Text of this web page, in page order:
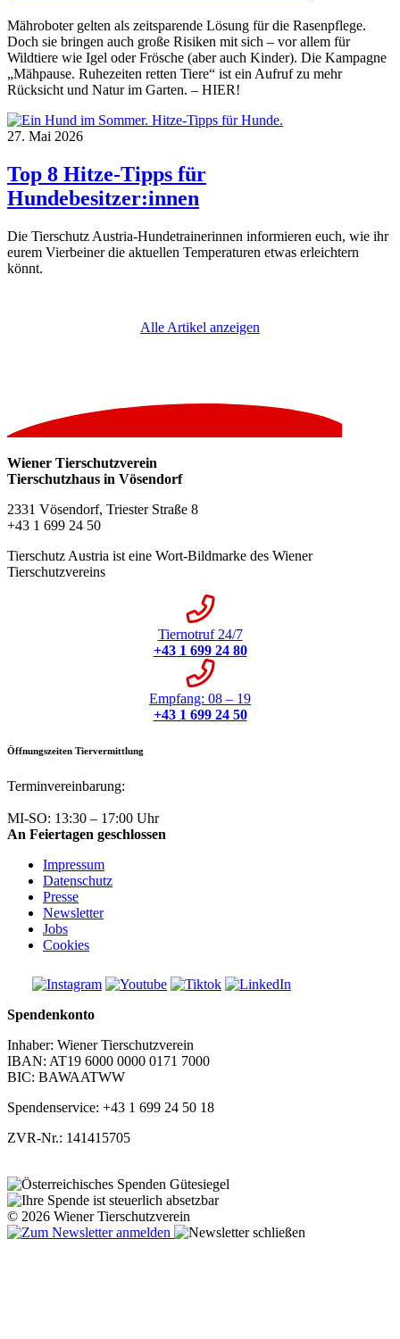
Mähroboter gelten als zeitsparende Lösung für die Rasenpflege.
Doch sie bringen auch große Risiken mit sich – vor allem für
Wildtiere wie Igel oder Frösche (aber auch Kinder). Die Kampagne
„Mähpause. Ruhezeiten retten Tiere“ ist ein Aufruf zu mehr
Rücksicht und Natur im Garten. – HIER!
27. Mai 2026
Top 8 Hitze-Tipps für
Hundebesitzer:innen
Die Tierschutz Austria-Hundetrainerinnen informieren euch, wie ihr
eurem Vierbeiner die aktuellen Temperaturen etwas erleichtern
könnt.
Alle Artikel anzeigen
Wiener Tierschutzverein
Tierschutzhaus in Vösendorf
2331 Vösendorf, Triester Straße 8
+43 1 699 24 50
Tierschutz Austria ist eine Wort-Bildmarke des Wiener
Tierschutzvereins
Tiernotruf 24/7
+43 1 699 24 80
Empfang: 08 – 19
+43 1 699 24 50
Öffnungszeiten Tiervermittlung
Terminvereinbarung:
MI-SO: 13:30 – 17:00 Uhr
An Feiertagen geschlossen
Impressum
Datenschutz
Presse
Newsletter
Jobs
Cookies
Spendenkonto
Inhaber: Wiener Tierschutzverein
IBAN: AT19 6000 0000 0171 7000
BIC: BAWAATWW
Spendenservice: +43 1 699 24 50 18
ZVR-Nr.: 141415705
© 2026 Wiener Tierschutzverein